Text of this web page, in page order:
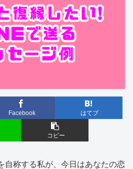
Facebook はてブ
コピー
自称する私が、今日はあなたの恋